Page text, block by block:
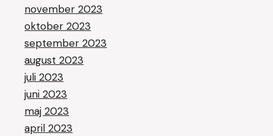
november 2023
oktober 2023
september 2023
august 2023
juli 2023
juni 2023
maj 2023
april 2023